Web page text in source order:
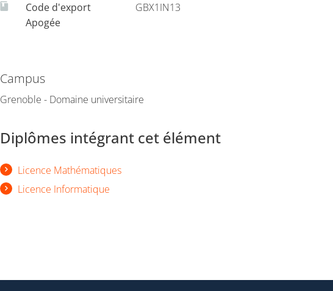
Code d'export
Apogée
GBX1IN13
Campus
Grenoble - Domaine universitaire
Diplômes intégrant cet élément
Licence Mathématiques
Licence Informatique